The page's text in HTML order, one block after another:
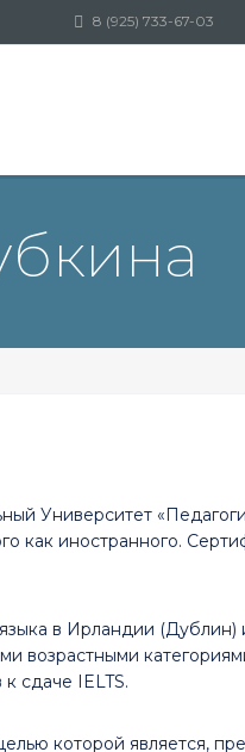
8 (925) 733-67-03
Университет
как иностранного.
в Ирландии
возрастными
сдаче IELTS.
которой является,